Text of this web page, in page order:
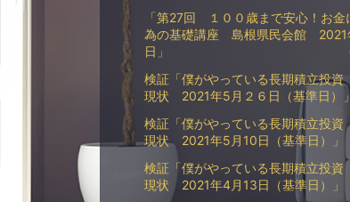
「第27回 １００歳まで安心！お金
為の基礎講座 島根県民会館 2021
日」
検証「僕がやっている長期積立投
現状 2021年5月２６日（基準日）
検証「僕がやっている長期積立投
現状 2021年5月10日（基準日）」
検証「僕がやっている長期積立投
現状 2021年4月13日（基準日）」